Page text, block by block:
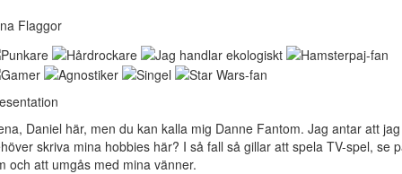
Flaggor
Daniel här, men du kan kalla mig Danne Fantom. Jag antar att jag
skriva mina hobbies här? I så fall så gillar att spela TV-spel, se
och att umgås med mina vänner.